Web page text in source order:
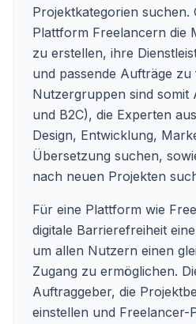
Projektkategorien suchen.
Plattform Freelancern die
zu erstellen, ihre
und passende Aufträge
Nutzergruppen sind somit
und B2C), die Experten
Design, Entwicklung,
Übersetzung suchen,
nach neuen Projekten
Für eine Plattform wie
digitale Barrierefreiheit
um allen Nutzern einen
Zugang zu ermöglichen.
Auftraggeber, die
einstellen und